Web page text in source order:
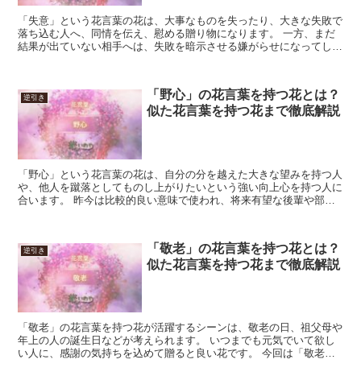
「失意」という花言葉の花は、大事なものを失ったり、大きな失敗で
落ち込む人へ、同情を伝え、慰める贈り物になります。 一方、まだ
結果が出ていない相手へは、失敗を暗示させる嫌がらせになってしま
逆引き
「野心」の花言葉を持つ花とは？
似た花言葉を持つ花まで徹底解説
「野心」という花言葉の花は、自分の分を越えた大きな望みを持つ人
や、他人を蹴落としてものし上がりたいという強い向上心を持つ人に
合います。 昨今は比較的良い意味で使われ、将来有望な後輩や部下
逆引き
「敬老」の花言葉を持つ花とは？
似た花言葉を持つ花まで徹底解説
「敬老」の花言葉を持つ花が活躍するシーンは、敬老の日、祖父母や
年上の人の誕生日などが考えられます。 いつまでも元気でいて欲し
い人に、感謝の気持ちを込めて贈ると良い花です。 今回は「敬老」